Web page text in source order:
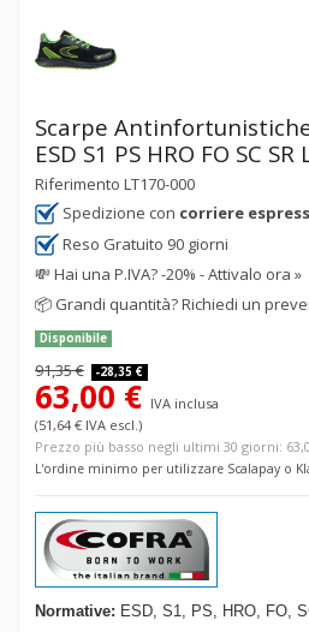
Scarpe
ESD S1 PS HRO FO SC
Riferimento LT170-000
Spedizione con corriere
Reso Gratuito 90 giorni
💸Hai una P.IVA? -20% - Attivalo ora »
📦 Grandi quantità? Richiedi un
Disponibile
91,35 € -28,35 €
63,00 € IVA inclusa
(51,64 € IVA escl.)
Prezzo più basso negli ultimi 30 giorni:
L'ordine minimo per utilizzare Scalapay o
Normative: ESD, S1, PS, HRO, FO,